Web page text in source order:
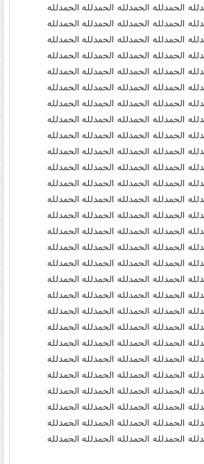
الحمدلله الحمدلله الحمدلله الحمدلله
الحمدلله الحمدلله الحمدلله الحمدلله
الحمدلله الحمدلله الحمدلله الحمدلله
الحمدلله الحمدلله الحمدلله الحمدلله
الحمدلله الحمدلله الحمدلله الحمدلله
الحمدلله الحمدلله الحمدلله الحمدلله
الحمدلله الحمدلله الحمدلله الحمدلله
الحمدلله الحمدلله الحمدلله الحمدلله
الحمدلله الحمدلله الحمدلله الحمدلله
الحمدلله الحمدلله الحمدلله الحمدلله
الحمدلله الحمدلله الحمدلله الحمدلله
الحمدلله الحمدلله الحمدلله الحمدلله
الحمدلله الحمدلله الحمدلله الحمدلله
الحمدلله الحمدلله الحمدلله الحمدلله
الحمدلله الحمدلله الحمدلله الحمدلله
الحمدلله الحمدلله الحمدلله الحمدلله
الحمدلله الحمدلله الحمدلله الحمدلله
الحمدلله الحمدلله الحمدلله الحمدلله
الحمدلله الحمدلله الحمدلله الحمدلله
الحمدلله الحمدلله الحمدلله الحمدلله
الحمدلله الحمدلله الحمدلله الحمدلله
الحمدلله الحمدلله الحمدلله الحمدلله
الحمدلله الحمدلله الحمدلله الحمدلله
الحمدلله الحمدلله الحمدلله الحمدلله
الحمدلله الحمدلله الحمدلله الحمدلله
الحمدلله الحمدلله الحمدلله الحمدلله
الحمدلله الحمدلله الحمدلله الحمدلله
الحمدلله الحمدلله الحمدلله الحمدلله